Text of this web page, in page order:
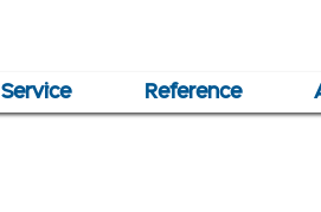
Service Reference